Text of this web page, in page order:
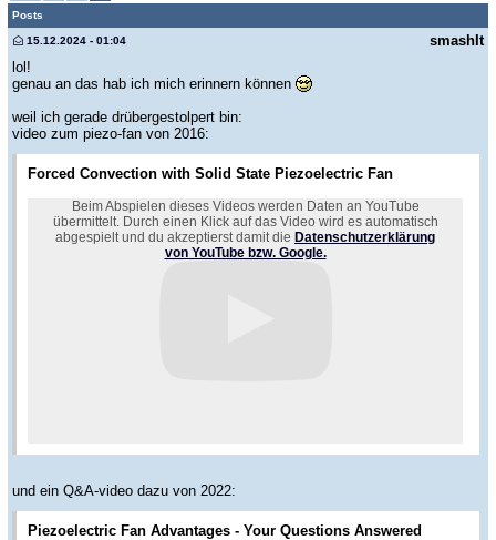
Posts
smashIt
15.12.2024 - 01:04
lol!
genau an das hab ich mich erinnern können
weil ich gerade drübergestolpert bin:
video zum piezo-fan von 2016:
Forced Convection with Solid State Piezoelectric Fan
Beim Abspielen dieses Videos werden Daten an YouTube
übermittelt. Durch einen Klick auf das Video wird es automatisch
abgespielt und du akzeptierst damit die Datenschutzerklärung
von YouTube bzw. Google.
und ein Q&A-video dazu von 2022:
Piezoelectric Fan Advantages - Your Questions Answered